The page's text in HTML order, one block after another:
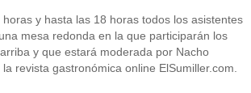
y hasta las 18 horas todos los asistentes
mesa redonda en la que participarán los
y que estará moderada por Nacho
revista gastronómica online ElSumiller.com.